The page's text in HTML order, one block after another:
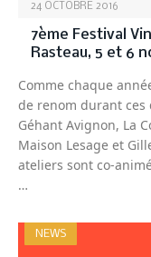
24 OCTOBRE 2016
7ème Festival
Rasteau, 5 et 6
Comme chaque
de renom durant
Géhant Avignon, La
Maison Lesage et
ateliers sont co-
…
NEWS